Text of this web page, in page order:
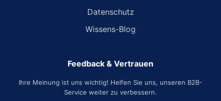
Datenschutz
Wissens-Blog
Feedback & Vertrauen
Ihre Meinung ist uns wichtig! Helfen Sie uns, unseren B2B-
Service weiter zu verbessern.